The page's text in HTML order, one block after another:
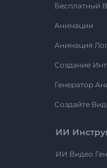
Бесплатный
Анимации
Анимация
Создание
Генератор
Создайте
ИИ
ИИ Видео